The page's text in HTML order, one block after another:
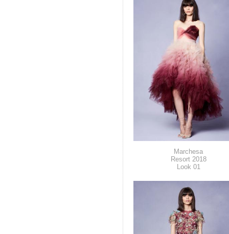
Marchesa
Resort 2018
Look 01